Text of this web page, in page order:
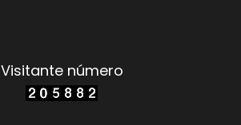
Visitante número